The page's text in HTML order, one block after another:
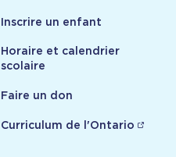
Inscrire un enfant
Horaire et calendrier
scolaire
Faire un don
Curriculum de l'Ontario